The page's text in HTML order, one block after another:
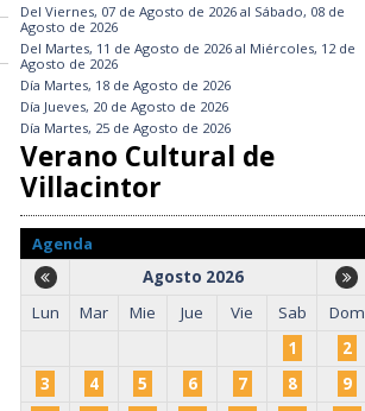
Del Viernes, 07 de Agosto de 2026 al Sábado, 08 de
Agosto de 2026
Del Martes, 11 de Agosto de 2026 al Miércoles, 12 de
Agosto de 2026
Día Martes, 18 de Agosto de 2026
Día Jueves, 20 de Agosto de 2026
Día Martes, 25 de Agosto de 2026
Verano Cultural de
Villacintor
Agenda
Agosto 2026
Lun
Mar Mie Jue Vie Sab
Dom
1
2
3
4 5 6 7 8
9